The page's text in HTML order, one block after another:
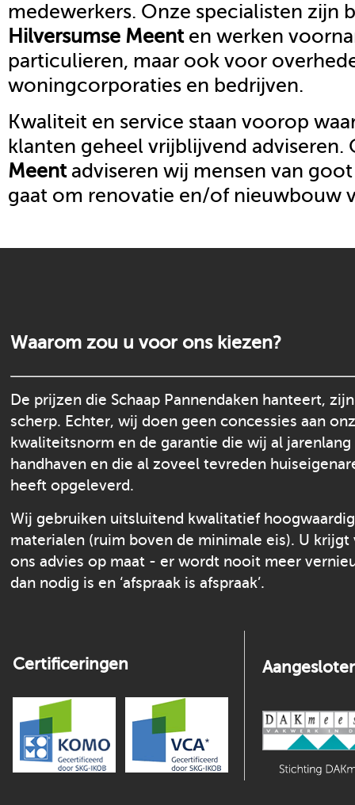
medewerkers. Onze specialisten zijn
Hilversumse Meenten werken
particulieren, maar ook voor
woningcorporaties en bedrijven.
Kwaliteit en service staan voorop
klanten geheel vrijblijvend adviseren.
Meentadviseren wij mensen van
gaat om renovatie en/of nieuwbouw
Waarom zou u voor ons kiezen?
De prijzen die Schaap Pannendaken hanteert,
scherp. Echter, wij doen geen concessies aan
kwaliteitsnorm en de garantie die wij al jarenlang
handhaven en die al zoveel tevreden
heeft opgeleverd.
Wij gebruiken uitsluitend kwalitatief
materialen (ruim boven de minimale eis). U krijgt
ons advies op maat - er wordt nooit meer
dan nodig is en ‘afspraak is afspraak’.
Certificeringen